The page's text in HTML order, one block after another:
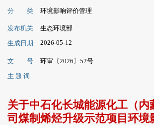
分 类 环境影响评价管理
发布机关
生态环境部
生成日期
2026-05-12
文 号
环审〔2026〕52号
主 题 词
关于中石化长城能源化工（内
司煤制烯烃升级示范项目环境